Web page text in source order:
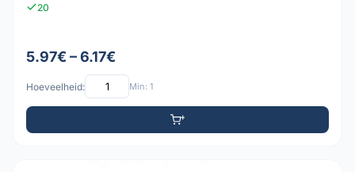
20
5.97€ – 6.17€
Hoeveelheid: Min: 1